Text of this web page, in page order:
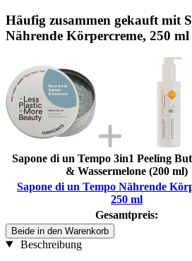
Häufig zusammen gekauft mit
Nährende Körpercreme, 250 ml
Sapone di un Tempo 3in1 Peeling
& Wassermelone (200 ml)
Sapone di un Tempo Nährende
250 ml
Gesamtpreis:
Beide in den Warenkorb
Beschreibung